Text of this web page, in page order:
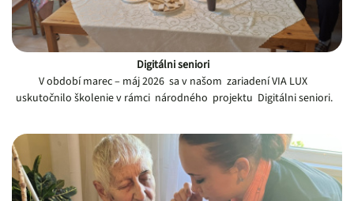
Digitálni seniori
V období marec – máj 2026 sa v našom zariadení VIA LUX
uskutočnilo školenie v rámci národného projektu Digitálni seniori.